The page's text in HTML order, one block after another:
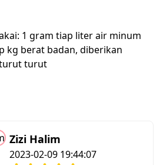
1 gram tiap liter air minum
kg berat badan, diberikan
turut
Zizi Halim
2023-02-09 19:44:07